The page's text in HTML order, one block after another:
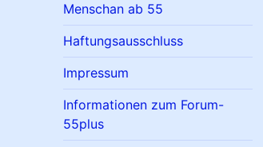
Menschan ab 55
Haftungsausschluss
Impressum
Informationen zum Forum-
55plus